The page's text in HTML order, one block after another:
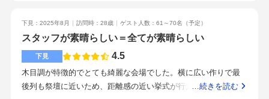
大丈夫」と安心して楽しむ事ができました。正直、悩むことも
多い準備期間でしたが、乗り越えられたのはプランナーさんの
おかげです＾＾また、搬入作業では他のスタッフの皆様が子供
るパティシエの方と仲良くなれたり、お花を担当して下さる
方、ヘアメイクを担当して下さる方、全ての皆様が優しく親身
設がとても綺麗なことです！初期見積もりから人数以外で大き
く変動があるのが、衣装と装花です。衣装は初期見積もりの金
額だと選べる幅が狭いので、希望がある方は高めに見積もりし
てもらうことをおすすめします。また装花も高砂でない場合
は、かなり金額が違うので事前にイメージをいくつか持ってお
等希望があればなんでも対応してくれる。最寄り駅の目の前な
のに、都会の中のガーデン感が感じられる。駅前とは思えない
落ち着いた雰囲気で披露宴ができます。プランナーさんが下見
から最後まで同じ担当で色々な相談ができる。何回でも打ち合
わせしてくれる。プランナーさんがよかったからペット連れて
できる新設会場なので、設備や内装が新しくてキレイペットを
下見：2025年8月 訪問時：28歳 ゲスト人数：61～70名 （予定）
スタッフが素晴らしい＝全てが素晴らしい
下見 4.5
木目調が特徴的でとても綺麗な会場でした。横に広い作りで最
後列も祭壇に近いため、距離感の近い挙式が行えそうです。ま
…続きを読む